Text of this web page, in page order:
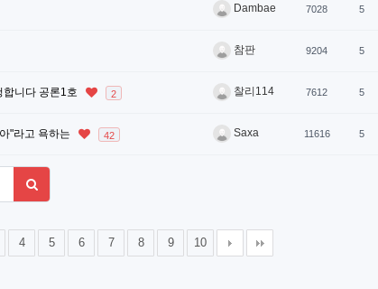
Dambae 7028 5
참판 9204 5
합니다 공론1호 2 찰리114 7612 5
"라고 욕하는 42 Saxa 11616 5
4 5 6 7 8 9 10